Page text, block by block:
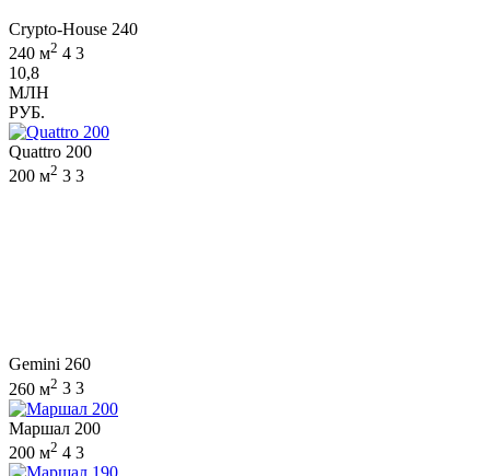
Crypto-House 240
240 м2 4 3
10,8
МЛН
РУБ.
Quattro 200
200 м2 3 3
Gemini 260
260 м2 3 3
Маршал 200
200 м2 4 3